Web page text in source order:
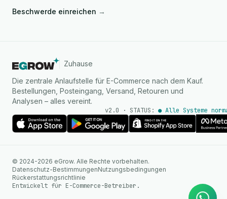
Beschwerde einreichen →
Zuhause
Die zentrale Anlaufstelle für E-Commerce nach dem Kauf.
Bestellungen, Posteingang, Versand, Retouren und
Analysen – alles vereint.
v2.0 · STATUS: ● Alle Systeme
© 2024-2026 eGrow. Alle Rechte vorbehalten.
Datenschutz-BestimmungenNutzungsbedingungen
Rückerstattungsrichtlinie
Entwickelt für E-Commerce-Betreiber.
Sofortige Antworten auf
WhatsApp